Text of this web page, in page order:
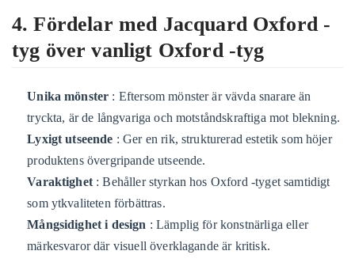
4. Fördelar med Jacquard Oxford -
tyg över vanligt Oxford -tyg
Unika mönster : Eftersom mönster är vävda snarare än
tryckta, är de långvariga och motståndskraftiga mot blekning.
Lyxigt utseende : Ger en rik, strukturerad estetik som höjer
produktens övergripande utseende.
Varaktighet : Behåller styrkan hos Oxford -tyget samtidigt
som ytkvaliteten förbättras.
Mångsidighet i design : Lämplig för konstnärliga eller
märkesvaror där visuell överklagande är kritisk.